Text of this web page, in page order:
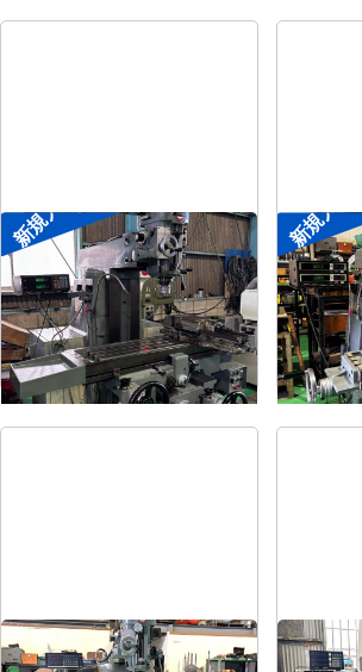
新規入荷
#2ラムフライス盤
メーカー 静岡
形 式 VHR-SD
年 式-
新規入荷
#1ラム
メーカー
形
年
#1.5ラムフライス盤 #2立フ